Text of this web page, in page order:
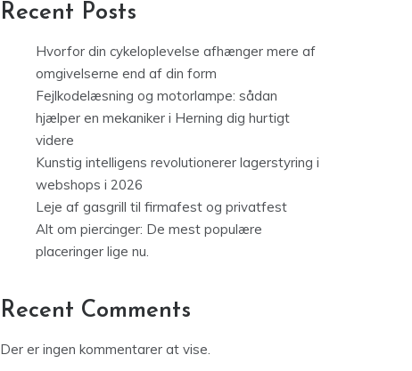
Recent Posts
Hvorfor din cykeloplevelse afhænger mere af
omgivelserne end af din form
Fejlkodelæsning og motorlampe: sådan
hjælper en mekaniker i Herning dig hurtigt
videre
Kunstig intelligens revolutionerer lagerstyring i
webshops i 2026
Leje af gasgrill til firmafest og privatfest
Alt om piercinger: De mest populære
placeringer lige nu.
Recent Comments
Der er ingen kommentarer at vise.